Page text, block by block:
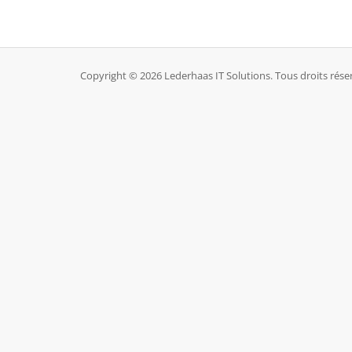
Copyright © 2026 Lederhaas IT Solutions. Tous droits